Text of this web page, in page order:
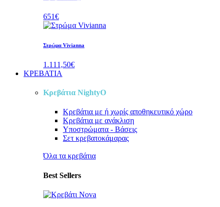
651€
Στρώμα Vivianna
1.111,50€
ΚΡΕΒΑΤΙΑ
Κρεβάτια NightyO
Κρεβάτια με ή χωρίς αποθηκευτικό χώρο
Κρεβάτια με ανάκλιση
Υποστρώματα - Βάσεις
Σετ κρεβατοκάμαρας
Όλα τα κρεβάτια
Best Sellers